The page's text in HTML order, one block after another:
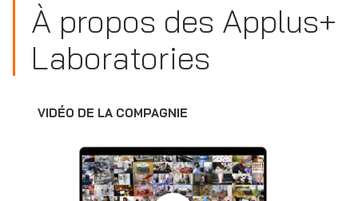
À propos des Applus+
Laboratories
VIDÉO DE LA COMPAGNIE